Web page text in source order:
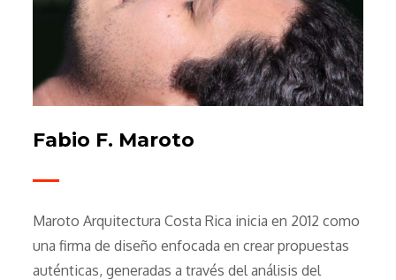
Fabio F. Maroto
Maroto Arquitectura Costa Rica inicia en 2012 como
una firma de diseño enfocada en crear propuestas
auténticas, generadas a través del análisis del